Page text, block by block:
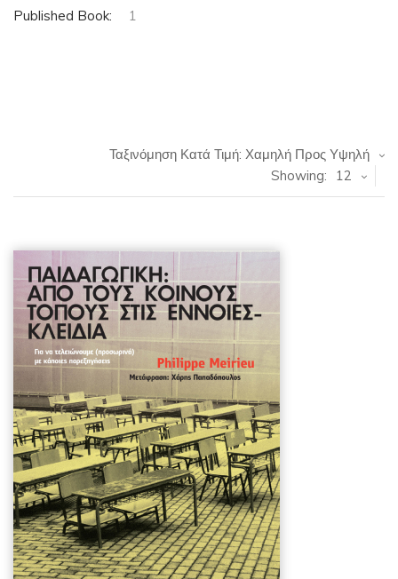
Published Book:
1
Ταξινόμηση Κατά Τιμή: Χαμηλή Προς Υψηλή
Showing:
12